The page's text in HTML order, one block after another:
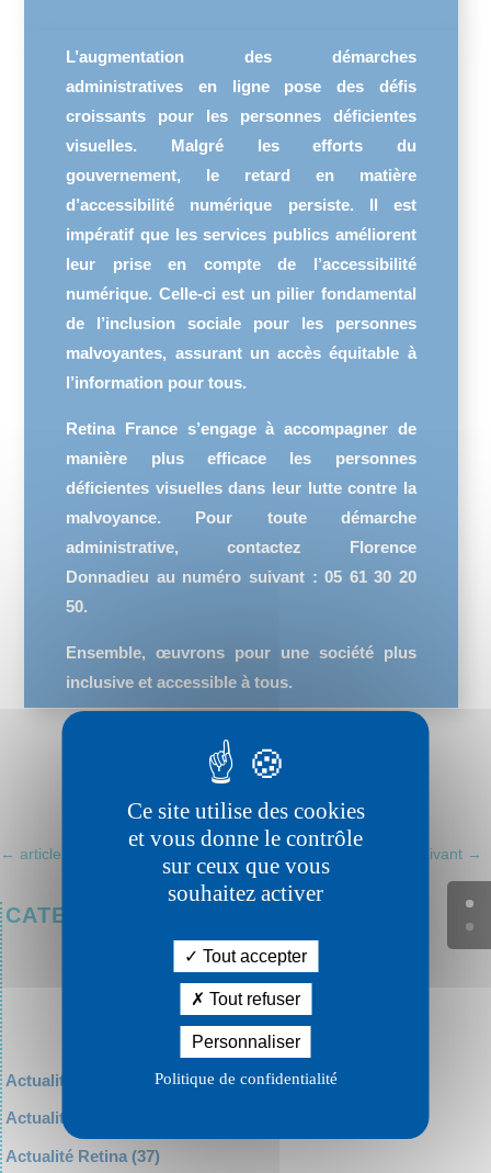
Ce site utilise des cookies
et vous donne le contrôle
sur ceux que vous
souhaitez activer
Tout accepter
Tout refuser
Personnaliser
Politique de confidentialité
L’augmentation des démarches
administratives en ligne pose des défis
croissants pour les personnes déficientes
visuelles. Malgré les efforts du
gouvernement, le retard en matière
d’accessibilité numérique persiste. Il est
impératif que les services publics améliorent
leur prise en compte de l’accessibilité
numérique. Celle-ci est un pilier fondamental
de l’inclusion sociale pour les personnes
malvoyantes, assurant un accès équitable à
l’information pour tous.
Retina France s’engage à accompagner de
manière plus efficace les personnes
déficientes visuelles dans leur lutte contre la
malvoyance. Pour toute démarche
administrative, contactez Florence
Donnadieu au numéro suivant : 05 61 30 20
50.
Ensemble, œuvrons pour une société plus
inclusive et accessible à tous.
← article précédent article suivant →
CATEGORIES
Actualité diverse (52)
Actualité recherche
Actualité Retina (37)